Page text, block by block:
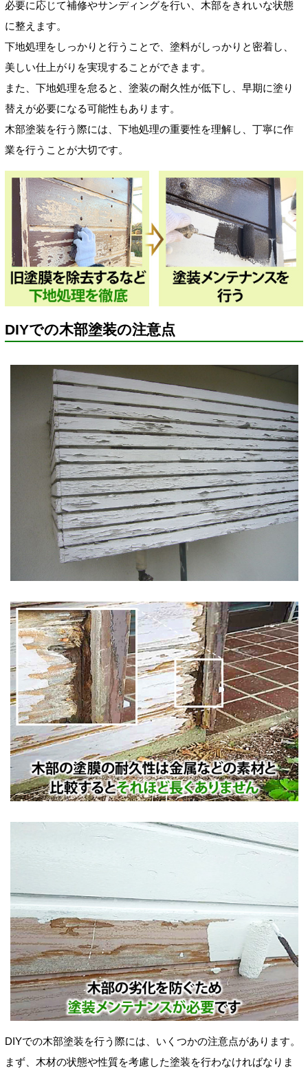
必要に応じて補修やサンディングを行い、木部をきれいな状態
に整えます。
下地処理をしっかりと行うことで、塗料がしっかりと密着し、
美しい仕上がりを実現することができます。
また、下地処理を怠ると、塗装の耐久性が低下し、早期に塗り
替えが必要になる可能性もあります。
木部塗装を行う際には、下地処理の重要性を理解し、丁寧に作
業を行うことが大切です。
DIYでの木部塗装の注意点
DIYでの木部塗装を行う際には、いくつかの注意点があります。
まず、木材の状態や性質を考慮した塗装を行わなければなりま